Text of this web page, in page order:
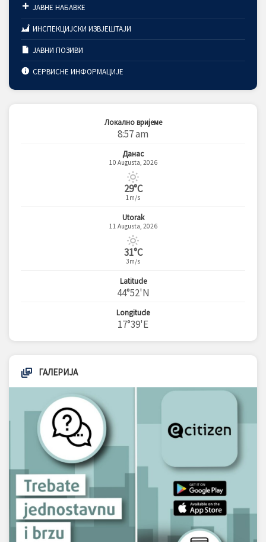
ЈАВНЕ НАБАВКЕ
ИНСПЕКЦИЈСКИ ИЗВЈЕШТАЈИ
ЈАВНИ ПОЗИВИ
СЕРВИСНЕ ИНФОРМАЦИЈЕ
Локално вријеме
8:57 am
Данас
10 Augusta, 2026
29°C
1m/s
Utorak
11 Augusta, 2026
31°C
3m/s
Latitude
44°52'N
Longitude
17°39'E
ГАЛЕРИЈА